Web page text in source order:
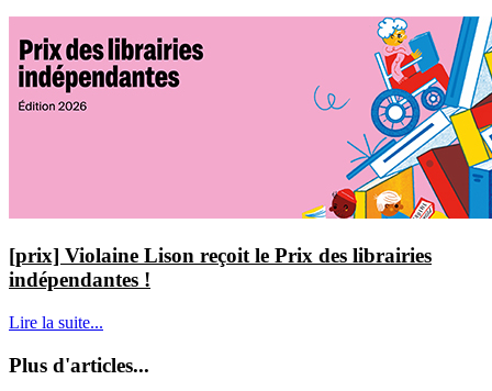
[prix] Violaine Lison reçoit le Prix des librairies
indépendantes !
Lire la suite...
Plus d'articles...